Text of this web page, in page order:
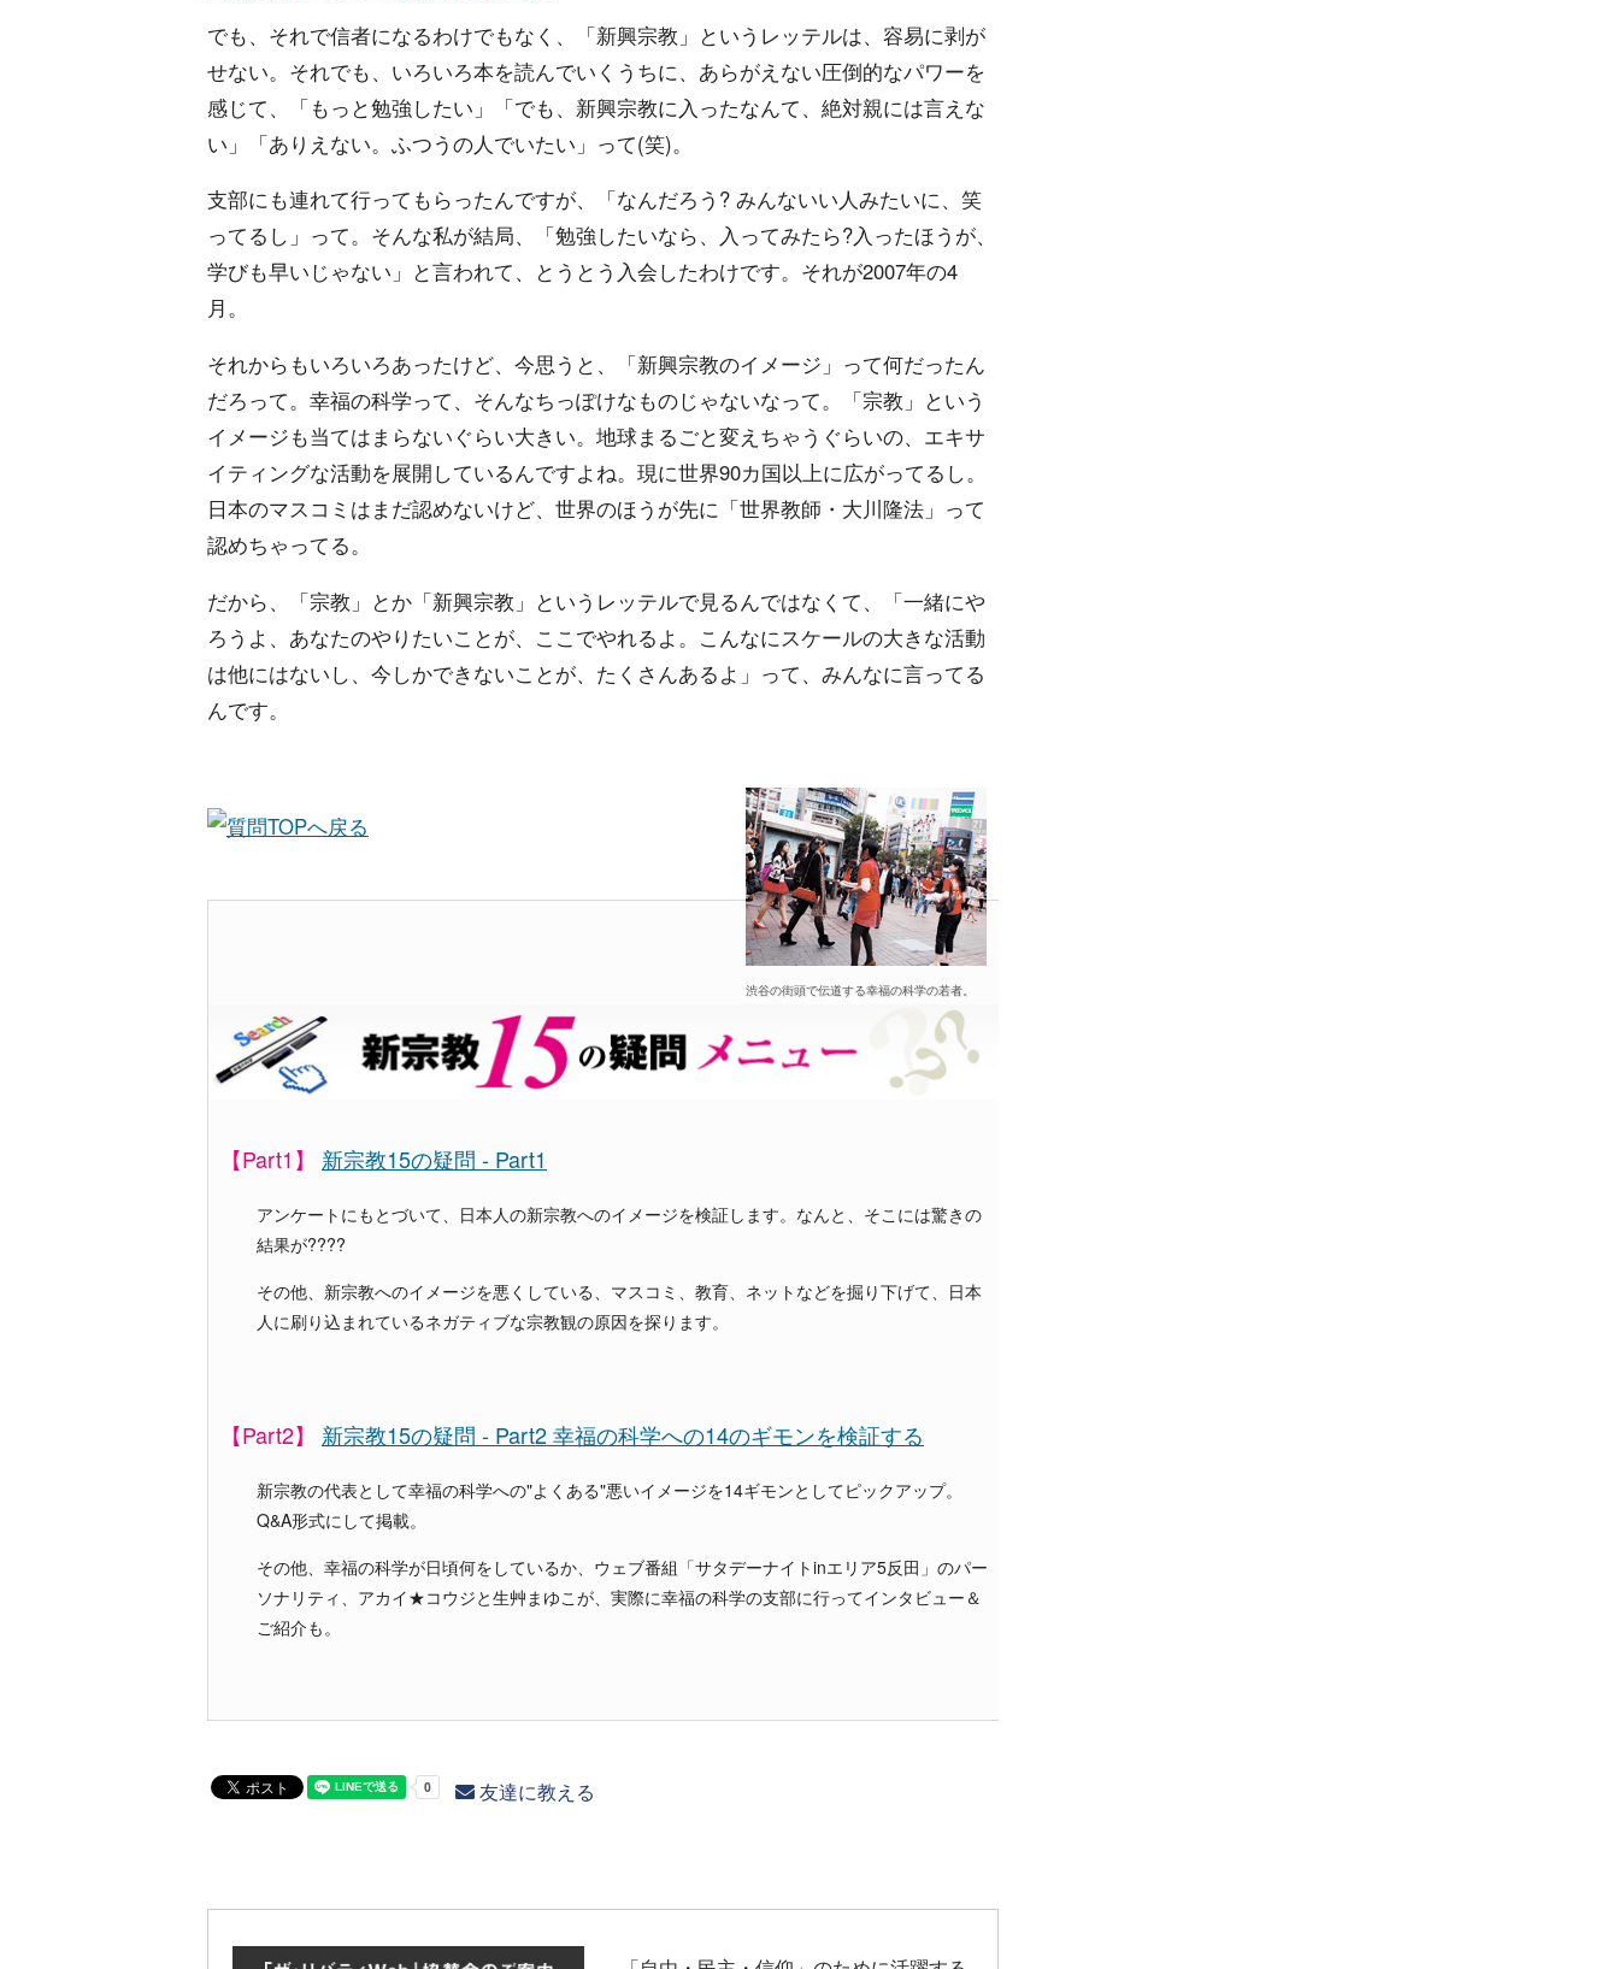
でも、それで信者になるわけでもなく、「新興宗教」というレッテルは、容易に剥が
せない。それでも、いろいろ本を読んでいくうちに、あらがえない圧倒的なパワーを
感じて、「もっと勉強したい」「でも、新興宗教に入ったなんて、絶対親には言えな
い」「ありえない。ふつうの人でいたい」って(笑)。
支部にも連れて行ってもらったんですが、「なんだろう? みんないい人みたいに、笑
ってるし」って。そんな私が結局、「勉強したいなら、入ってみたら?入ったほうが、
学びも早いじゃない」と言われて、とうとう入会したわけです。それが2007年の4
月。
それからもいろいろあったけど、今思うと、「新興宗教のイメージ」って何だったん
だろって。幸福の科学って、そんなちっぽけなものじゃないなって。「宗教」という
イメージも当てはまらないぐらい大きい。地球まるごと変えちゃうぐらいの、エキサ
イティングな活動を展開しているんですよね。現に世界90カ国以上に広がってるし。
日本のマスコミはまだ認めないけど、世界のほうが先に「世界教師・大川隆法」って
認めちゃってる。
だから、「宗教」とか「新興宗教」というレッテルで見るんではなくて、「一緒にや
ろうよ、あなたのやりたいことが、ここでやれるよ。こんなにスケールの大きな活動
は他にはないし、今しかできないことが、たくさんあるよ」って、みんなに言ってる
んです。
渋谷の街頭で伝道する幸福の科学の若者。
【Part1】 新宗教15の疑問 - Part1
アンケートにもとづいて、日本人の新宗教へのイメージを検証します。なんと、そこには驚きの
結果が????
その他、新宗教へのイメージを悪くしている、マスコミ、教育、ネットなどを掘り下げて、日本
人に刷り込まれているネガティブな宗教観の原因を探ります。
【Part2】 新宗教15の疑問 - Part2 幸福の科学への14のギモンを検証する
新宗教の代表として幸福の科学への"よくある"悪いイメージを14ギモンとしてピックアップ。
Q&A形式にして掲載。
その他、幸福の科学が日頃何をしているか、ウェブ番組「サタデーナイトinエリア5反田」のパー
ソナリティ、アカイ★コウジと生艸まゆこが、実際に幸福の科学の支部に行ってインタビュー＆
ご紹介も。
友達に教える